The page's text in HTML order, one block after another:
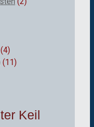
(4)
(11)
Keil